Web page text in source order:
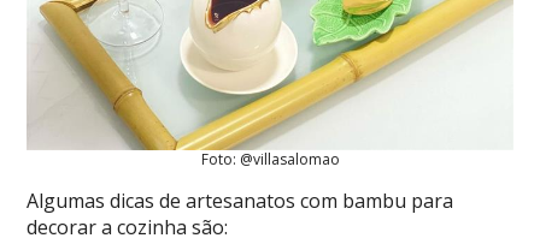
Foto: @villasalomao
Algumas dicas de artesanatos com bambu para
decorar a cozinha são: